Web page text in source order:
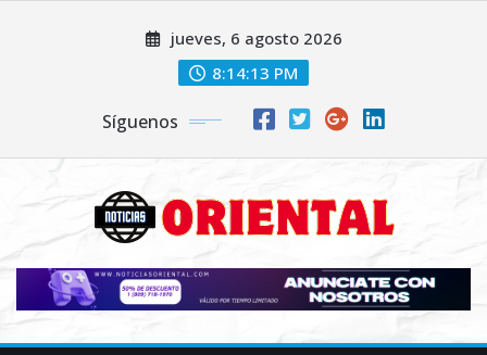
jueves, 6 agosto 2026
8:14:14 PM
Síguenos